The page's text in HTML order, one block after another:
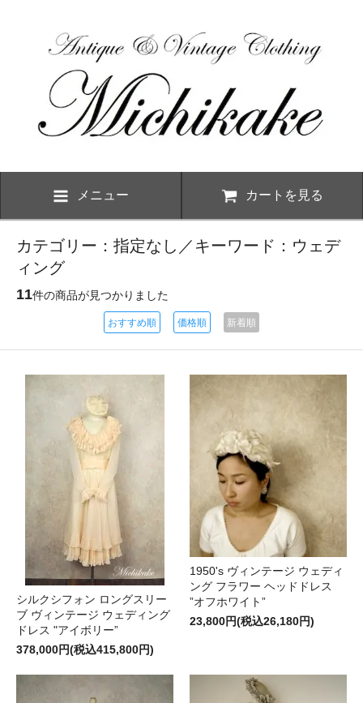
メニュー カートを見る
カテゴリー：指定なし／キーワード：ウェデ
ィング
11件の商品が見つかりました
おすすめ順 価格順 新着順
シルクシフォン ロングスリー
ブ ヴィンテージ ウェディング
ドレス "アイボリー”
378,000円(税込415,800円)
1950's ヴィンテージ ウェディ
ング フラワー ヘッドドレス
”オフホワイト”
23,800円(税込26,180円)